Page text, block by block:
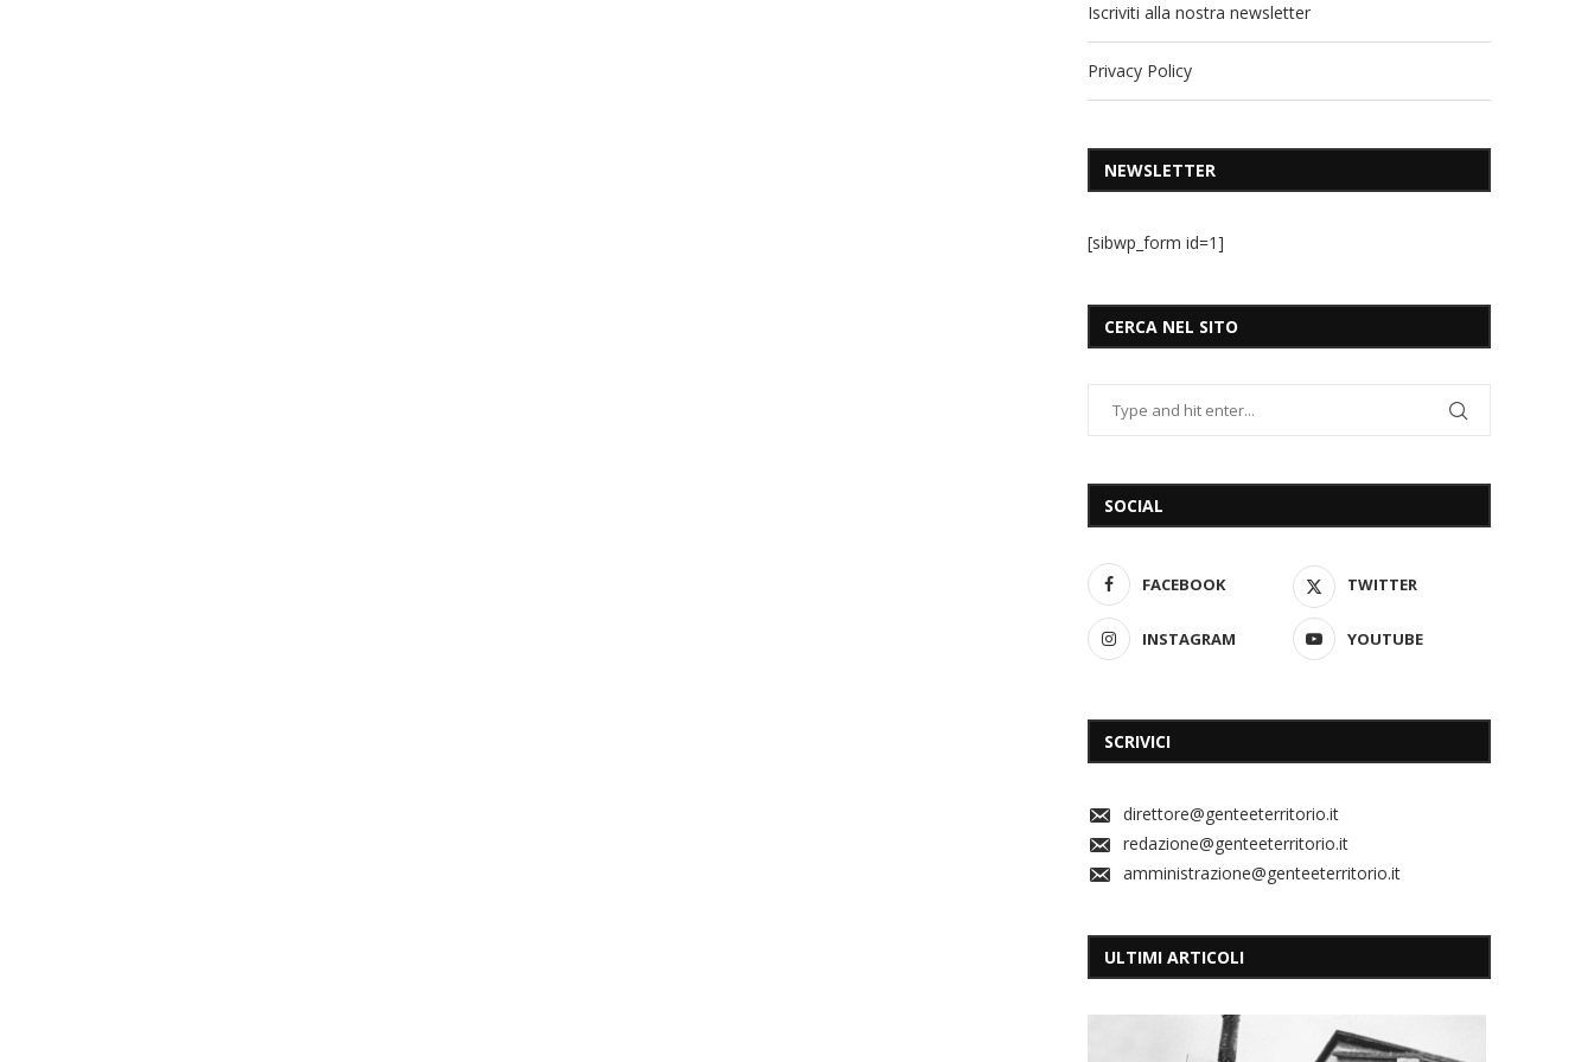
Iscriviti alla nostra newsletter
Privacy Policy
NEWSLETTER
[sibwp_form id=1]
CERCA NEL SITO
SOCIAL
FACEBOOK TWITTER
INSTAGRAM YOUTUBE
SCRIVICI
direttore@genteeterritorio.it
redazione@genteeterritorio.it
amministrazione@genteeterritorio.it
ULTIMI ARTICOLI